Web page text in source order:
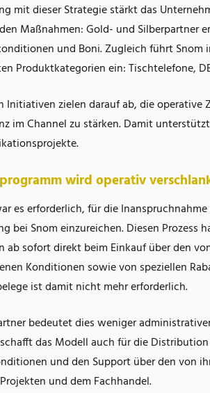
mit dieser Strategie stärkt das
Maßnahmen: Gold- und Silberpartner
und Boni. Zugleich führt Snom
Produktkategorien ein: Tischtelefone,
Initiativen zielen darauf ab, die
im Channel zu stärken. Damit
wird operativ
es erforderlich, für die
bei Snom einzureichen. Diesen
ab sofort direkt beim Einkauf über den
Konditionen sowie von speziellen
ist damit nicht mehr erforderlich.
bedeutet dies weniger
das Modell auch für die
und den Support über den von
und dem Fachhandel.